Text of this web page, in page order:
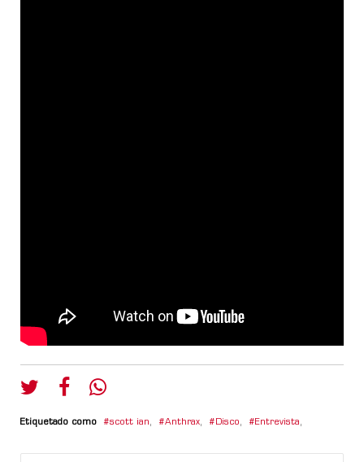
Etiquetado como scott ian, Anthrax, Disco, Entrevista,